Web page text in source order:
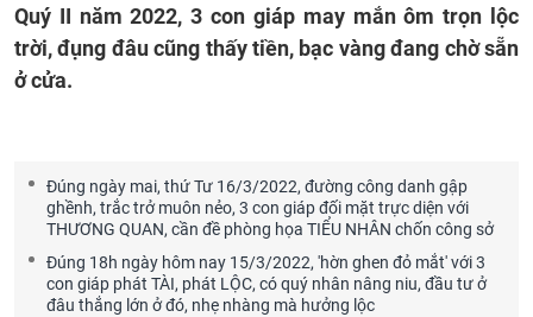
Quý II năm 2022, 3 con giáp may mắn ôm trọn lộc
trời, đụng đâu cũng thấy tiền, bạc vàng đang chờ sẵn
ở cửa.
Đúng ngày mai, thứ Tư 16/3/2022, đường công danh gập
ghềnh, trắc trở muôn nẻo, 3 con giáp đối mặt trực diện với
THƯƠNG QUAN, cần đề phòng họa TIỂU NHÂN chốn công sở
Đúng 18h ngày hôm nay 15/3/2022, 'hờn ghen đỏ mắt' với 3
con giáp phát TÀI, phát LỘC, có quý nhân nâng niu, đầu tư ở
đâu thắng lớn ở đó, nhẹ nhàng mà hưởng lộc